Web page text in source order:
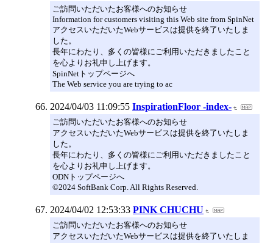
ご訪問いただいたお客様へのお知らせ
Information for customers visiting this Web site from SpinNet
アクセスいただいたWebサービスは提供を終了いたしま
した。
長年にわたり、多くの皆様にご利用いただきましたこと
を心よりお礼申し上げます。
SpinNetトップページへ
The Web service you are trying to ac
2024/04/03 11:09:55 InspirationFloor -index-
ご訪問いただいたお客様へのお知らせ
アクセスいただいたWebサービスは提供を終了いたしま
した。
長年にわたり、多くの皆様にご利用いただきましたこと
を心よりお礼申し上げます。
ODNトップページへ
©2024 SoftBank Corp. All Rights Reserved.
2024/04/02 12:53:33 PINK CHUCHU
ご訪問いただいたお客様へのお知らせ
アクセスいただいたWebサービスは提供を終了いたしま